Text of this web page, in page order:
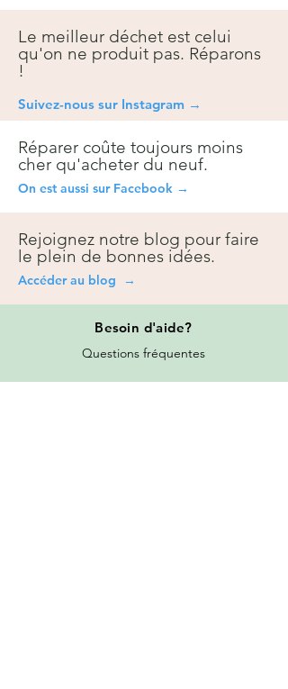
Le meilleur déchet est celui
qu'on ne produit pas. Réparons
!
Suivez-nous sur Instagram →
Réparer coûte toujours moins
cher qu'acheter du neuf.
On est aussi sur Facebook →
Rejoignez notre blog pour faire
le plein de bonnes idées.
Accéder au blog →
Besoin d'aide?
Questions fréquentes